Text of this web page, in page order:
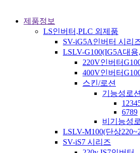
제품정보
LS인버터,PLC 외제품
SV-iG5A인버터 시리
LSLV-G100(IG5A대
220V인버터
400V인버터
스킨/로션
기능성로션
6789
비기능성
LSLV-M100(단상
SV-iS7 시리즈